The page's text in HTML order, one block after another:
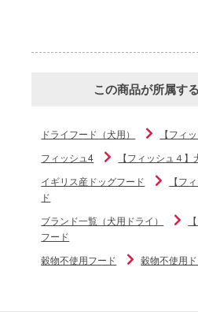
この商品が所属す
ドライフード（犬用）
【フィ
フィッシュ4
【フィッシュ４
イギリス産ドッグフード
【フ
ド
ブランド一覧（犬用ドライ）
フード
穀物不使用フード
穀物不使用